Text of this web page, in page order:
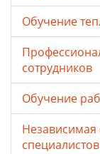
Обучение
сотрудников
Обучение
Независимая